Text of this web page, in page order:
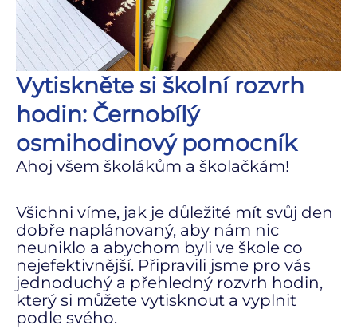
Vytiskněte si školní rozvrh
hodin: Černobílý
osmihodinový pomocník
Ahoj všem školákům a školačkám!
Všichni víme, jak je důležité mít svůj den
dobře naplánovaný, aby nám nic
neuniklo a abychom byli ve škole co
nejefektivnější. Připravili jsme pro vás
jednoduchý a přehledný rozvrh hodin,
který si můžete vytisknout a vyplnit
podle svého.